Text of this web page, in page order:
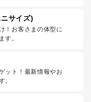
サイズ)
！お客さまの体型に
す。
ット！最新情報やお
。